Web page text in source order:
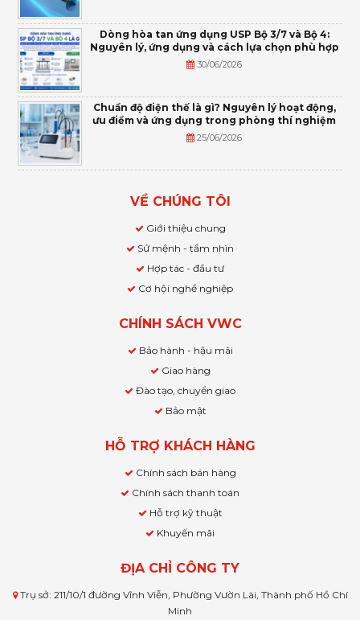
Dòng hòa tan ứng dụng USP Bộ 3/7 và Bộ 4:
Nguyên lý, ứng dụng và cách lựa chọn phù hợp
30/06/2026
Chuẩn độ điện thế là gì? Nguyên lý hoạt động,
ưu điểm và ứng dụng trong phòng thí nghiệm
25/06/2026
VỀ CHÚNG TÔI
Giới thiệu chung
Sứ mệnh - tầm nhìn
Hợp tác - đầu tư
Cơ hội nghề nghiệp
CHÍNH SÁCH VWC
Bảo hành - hậu mãi
Giao hàng
Đào tạo, chuyển giao
Bảo mật
HỖ TRỢ KHÁCH HÀNG
Chính sách bán hàng
Chính sách thanh toán
Hỗ trợ kỹ thuật
Khuyến mãi
ĐỊA CHỈ CÔNG TY
Trụ sở: 211/10/1 đường Vĩnh Viễn, Phường Vườn Lài, Thành phố Hồ Chí
Minh